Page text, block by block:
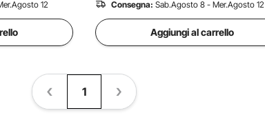
12 Consegna: Sab.Agosto 8 - Mer.Agosto 12
Aggiungi al carrello
1